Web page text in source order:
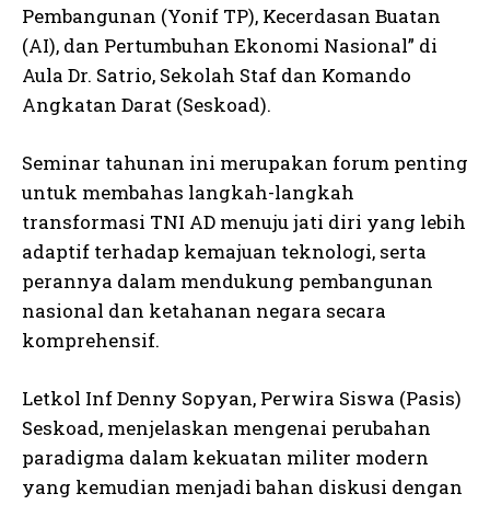
Pembangunan (Yonif TP), Kecerdasan Buatan
(AI), dan Pertumbuhan Ekonomi Nasional” di
Aula Dr. Satrio, Sekolah Staf dan Komando
Angkatan Darat (Seskoad).
Seminar tahunan ini merupakan forum penting
untuk membahas langkah-langkah
transformasi TNI AD menuju jati diri yang lebih
adaptif terhadap kemajuan teknologi, serta
perannya dalam mendukung pembangunan
nasional dan ketahanan negara secara
komprehensif.
Letkol Inf Denny Sopyan, Perwira Siswa (Pasis)
Seskoad, menjelaskan mengenai perubahan
paradigma dalam kekuatan militer modern
yang kemudian menjadi bahan diskusi dengan